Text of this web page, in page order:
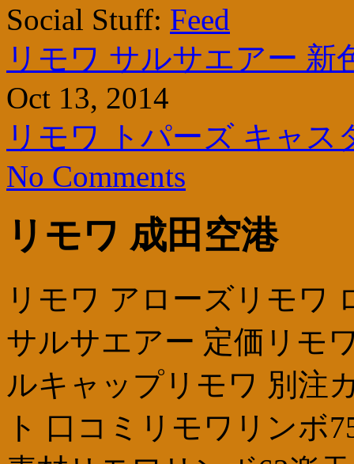
Social Stuff:
リモワ サルサエアー 新
Oct 13, 2014
リモワ トパーズ キャス
No Comments
リモワ 成田空港
リモワ アローズリモワ
サルサエアー 定価リモ
ルキャップリモワ 別注
ト 口コミリモワリンボ